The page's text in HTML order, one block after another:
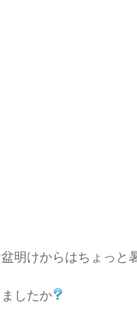
明けからはちょっと
したか